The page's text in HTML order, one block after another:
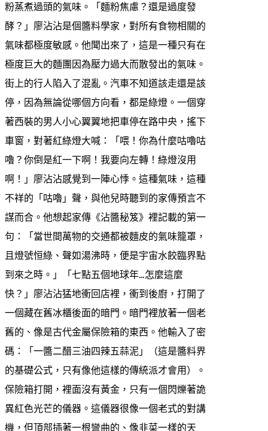
粉蒸煮過頭的氣味。「麵粉焦慮？還是過度發
酵？」廖沾沾是個醬料學家，對所有食物相關的
氣味都極度敏感。他聞出來了，這是一種只有在
極度巨大的麵團因為壓力過大而散發出的氣味。
街上的行人陷入了混亂。汽車不知道該走還是該
停，因為無論從哪個方向看，都是綠燈。一個穿
著西裝的男人小心翼翼地把車停在路中央，搖下
車窗，對著紅綠燈大喊：「喂！你為什麼咕嚕咕
嚕？你倒是紅一下啊！我要向左轉！綠燈沒用
啊！」廖沾沾感覺到一陣心悸。這種氣味，這種
不祥的「咕嚕」聲，與他兒時聽到的家傳預言不
謀而合。他想起家傳《沾醬秘笈》裡記載的第一
句：「當世間萬物的交通都被麵皮的氣味籠罩，
且燈號恒綠、聲如湯沸時，便是宇宙水餃臨界點
到來之時。」「七點五個地球年…怎麼這麼
快？」廖沾沾猛地衝回店裡，衝到後廚，打開了
一個藏在舊冰櫃後面的暗門。暗門裡放著一個老
舊的、像是古代金屬保險箱的東西。他輸入了密
碼：「一醬二醋三油四辣五蒜泥」（這是醬料界
的基礎公式，只有像他這樣的傳統派才會用）。
保險箱打開，裡面沒有黃金，只有一個閃爍著詭
異紅色光芒的儀器。這儀器很像一個老式的對講
機，但頂部插著一根彎曲的、像韭菜一樣的天